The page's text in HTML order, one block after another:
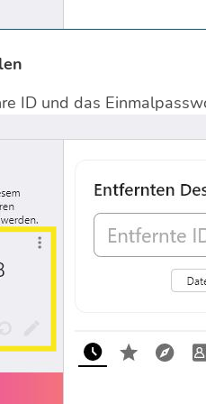
ID und das